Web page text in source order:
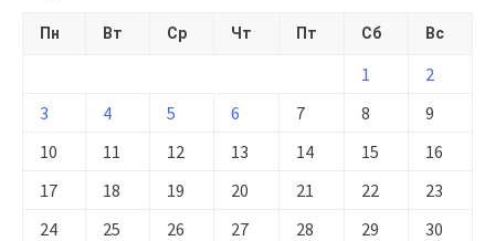
Пн Вт Ср Чт Пт Сб Вс
1
2
3
4 5 6 7 8
9
10
11 12 13 14 15
16
17
18 19 20 21 22
23
24
25 26 27 28 29
30